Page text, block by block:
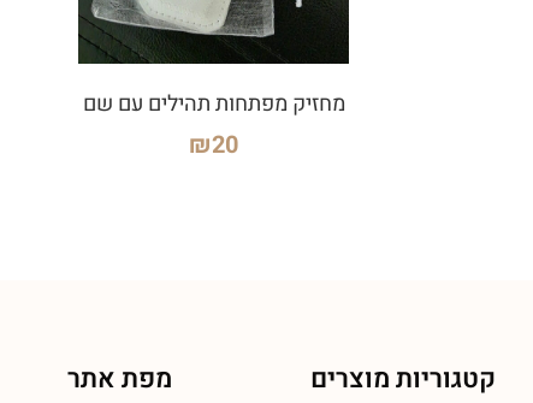
מחזיק מפתחות תהילים עם שם
₪20
קטגוריות מוצרים מפת אתר